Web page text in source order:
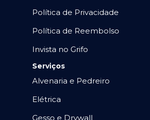
Política de Privacidade
Política de Reembolso
Invista no Grifo
Serviços
Alvenaria e Pedreiro
Elétrica
Gesso e Drywall